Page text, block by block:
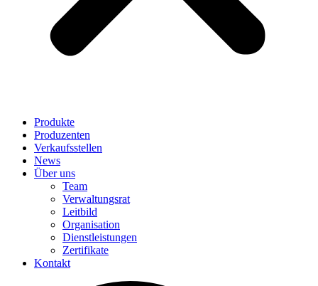
Produkte
Produzenten
Verkaufsstellen
News
Über uns
Team
Verwaltungsrat
Leitbild
Organisation
Dienstleistungen
Zertifikate
Kontakt